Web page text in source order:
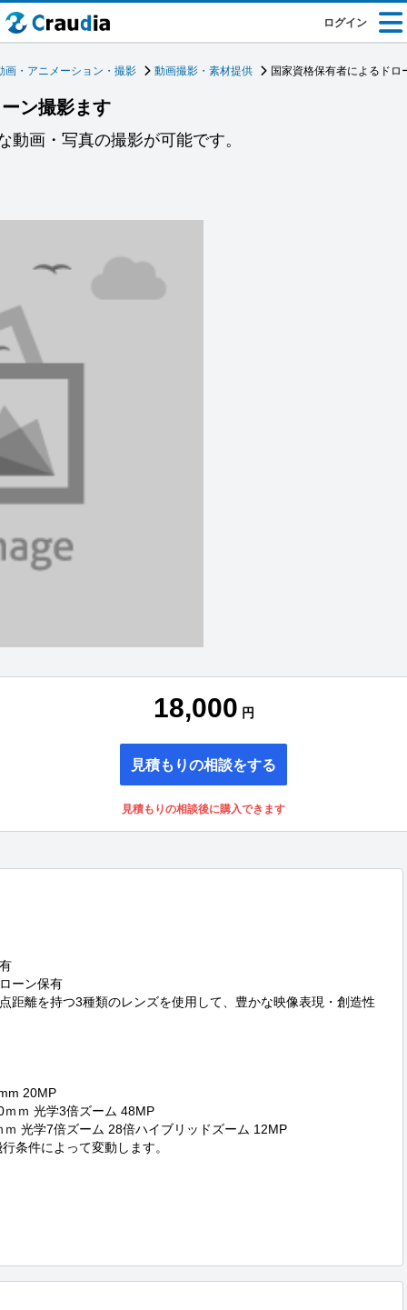
ログイン
画・アニメーション・撮影 動画撮影・素材提供 国家資格保有者によるドロ
ン撮影ます
画・写真の撮影が可能です。
18,000 円
見積もりの相談をする
見積もりの相談後に購入できます
ーン保有
距離を持つ3種類のレンズを使用して、豊かな映像表現・創造性
20MP
ｍ 光学3倍ズーム 48MP
光学7倍ズーム 28倍ハイブリッドズーム 12MP
条件によって変動します。